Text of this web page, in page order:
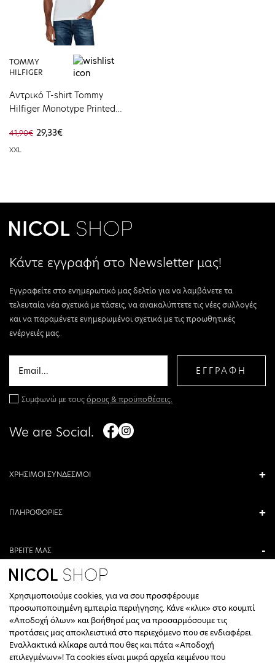
TOMMY
HILFIGER
Αντρικό T-shirt Tommy
Hilfiger Monotype Printed
YBR
41,90€ 29,33€
XXL
Κάντε εγγραφή στο Newsletter μας!
Εγγραφείτε στο ενημερωτικό μας δελτίο για να λαμβάνετε τα
τελευταία νέα σχετικά με τάσεις, να ανακαλύπτετε τις νέες συλλογές
και να παραμένετε ενημερωμένοι σχετικά με τις προωθητικές
ενέργειές μας.
ΕΓΓΡΑΦΗ
Συμφωνώ με τουςόρους & προϋποθέσεις.
We are Social.
ΧΡΗΣΙΜΟΙ ΣΥΝΔΕΣΜΟΙ
ΠΛΗΡΟΦΟΡΙΕΣ
ΒΡΕΙΤΕ ΜΑΣ
ΑΝΤΩΝΙΟΥ ΚΑΜΑΡΑ 3, ΒΕΡΟΙΑ, ΕΛΛΑΔΑ
+30 23310 76336
ΩΡΑΡΙΟ ΤΗΛΕΦΩΝΙΚΟΥ ΚΕΝΤΡΟΥ
ΔΕΥΤΕΡΑ, ΤΕΤΑΡΤΗ: 09:00 - 14:30
ΤΡΙΤΗ, ΠΕΜΠΤΗ, ΠΑΡΑΣΚΕΥΗ: 09:30 - 14:00 & 17:30 - 21:00
Χρησιμοποιούμε cookies, για να σου προσφέρουμε
προσωποποιημένη εμπειρία περιήγησης. Κάνε «κλικ» στο κουμπί
«Αποδοχή όλων» και βοήθησέ μας να προσαρμόσουμε τις
προτάσεις μας αποκλειστικά στο περιεχόμενο που σε ενδιαφέρει.
Εναλλακτικά κλίκαρε αυτά που θες και πάτα «Αποδοχή
επιλεγμένων»! Τα cookies είναι μικρά αρχεία κειμένου που